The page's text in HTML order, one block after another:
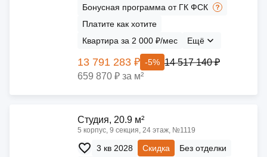
Бонусная программа от ГК ФСК
Платите как хотите
Квартира за 2 000 ₽/мес
Ещё
13 791 283 ₽ -5% 14 517 140 ₽
659 870 ₽ за м²
Cтудия, 20.9 м²
5 корпус, 9 секция, 24 этаж, №1119
3 кв 2028 Скидка
Без отделки